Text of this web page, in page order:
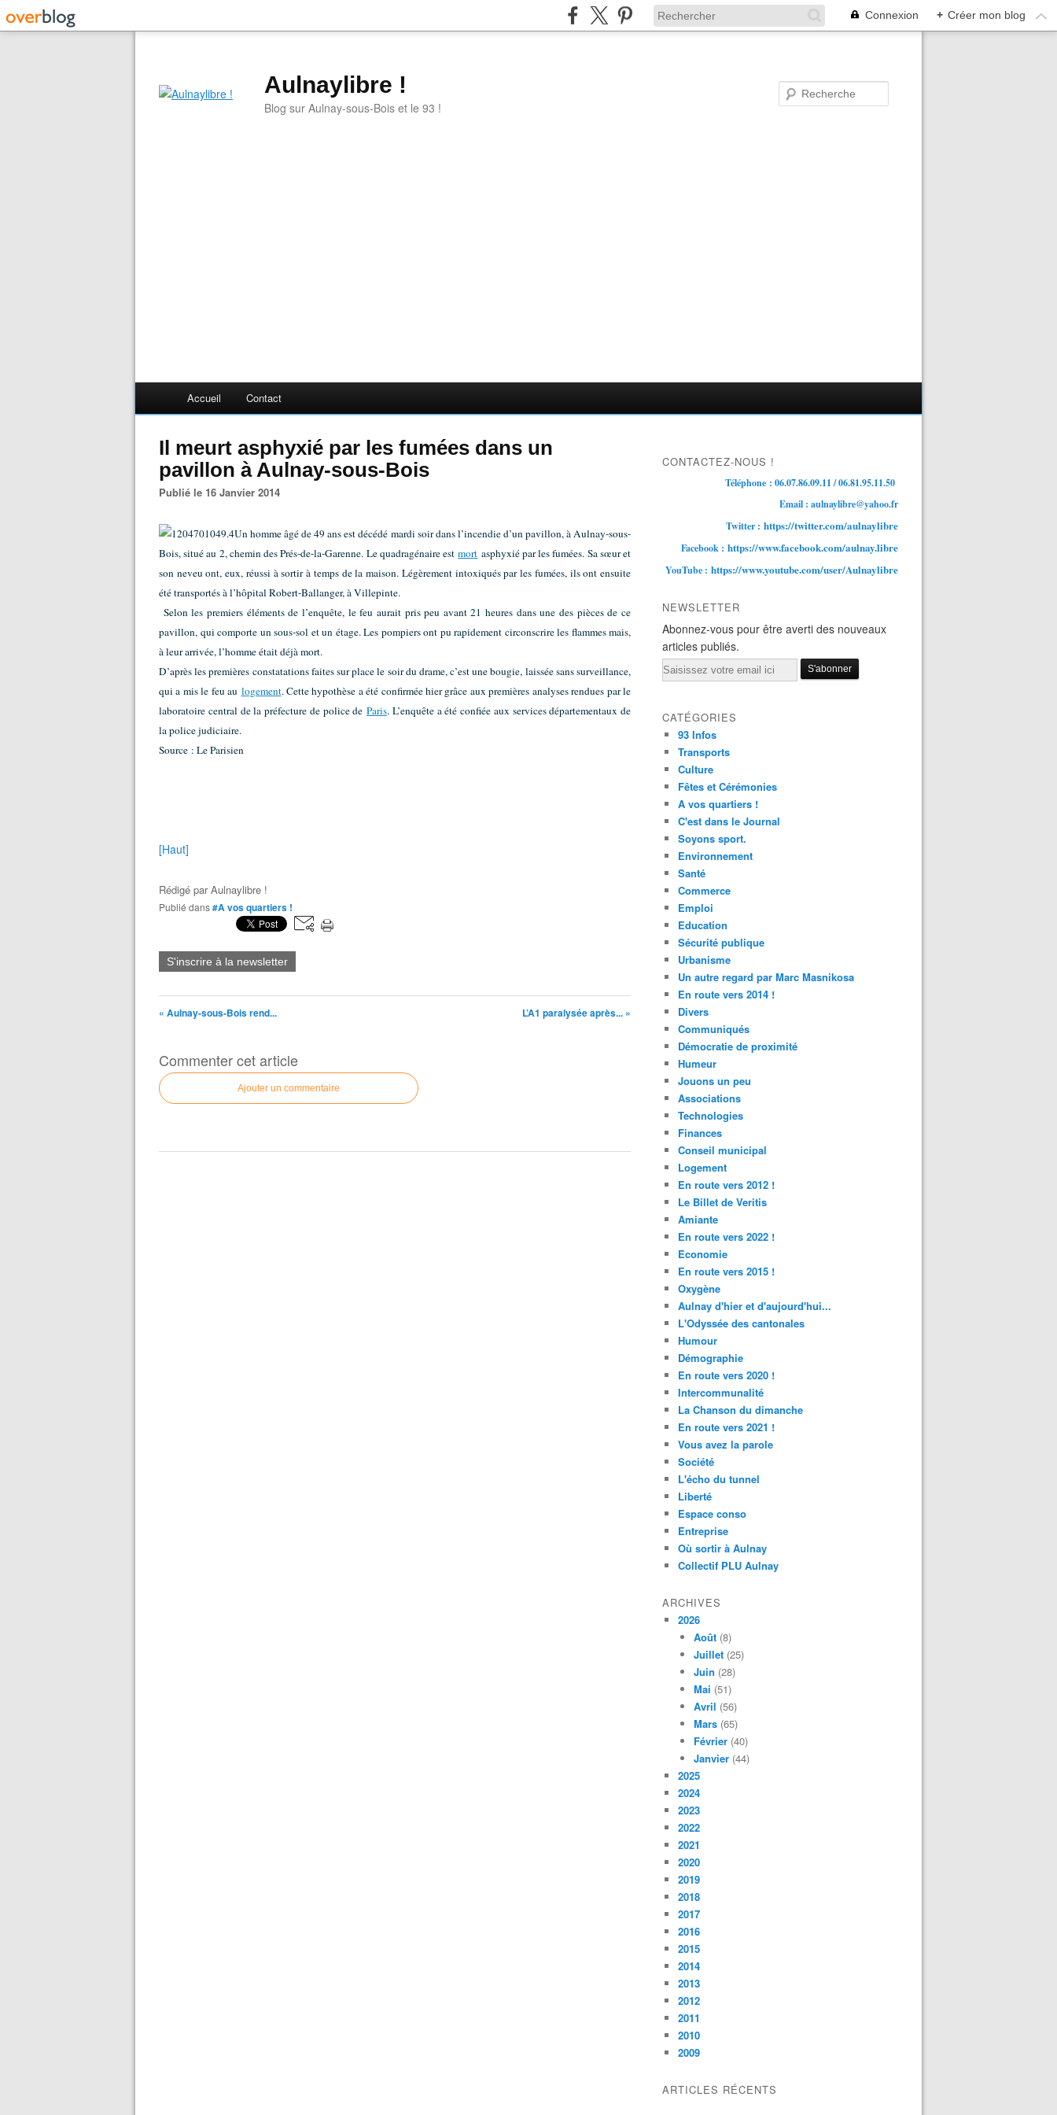
Connexion + Créer mon blog
Aulnaylibre !
Blog sur Aulnay-sous-Bois et le 93 !
Accueil Contact
Il meurt asphyxié par les fumées dans un
pavillon à Aulnay-sous-Bois
Publié le 16 Janvier 2014
Un homme âgé de 49 ans est décédé mardi soir dans l’incendie d’un pavillon, à Aulnay-sous-
Bois, situé au 2, chemin des Prés-de-la-Garenne. Le quadragénaire est mort asphyxié par les fumées. Sa sœur et
son neveu ont, eux, réussi à sortir à temps de la maison. Légèrement intoxiqués par les fumées, ils ont ensuite
été transportés à l’hôpital Robert-Ballanger, à Villepinte.
Selon les premiers éléments de l’enquête, le feu aurait pris peu avant 21 heures dans une des pièces de ce
pavillon, qui comporte un sous-sol et un étage. Les pompiers ont pu rapidement circonscrire les flammes mais,
à leur arrivée, l’homme était déjà mort.
D’après les premières constatations faites sur place le soir du drame, c’est une bougie, laissée sans surveillance,
qui a mis le feu au logement. Cette hypothèse a été confirmée hier grâce aux premières analyses rendues par le
laboratoire central de la préfecture de police de Paris. L’enquête a été confiée aux services départementaux de
la police judiciaire.
Source : Le Parisien
[Haut]
Rédigé parAulnaylibre !
Publié dans#A vos quartiers !
S'inscrire à la newsletter
« Aulnay-sous-Bois rend... L’A1 paralysée après... »
Commenter cet article
Ajouter un commentaire
CONTACTEZ-NOUS !
Téléphone : 06.07.86.09.11 / 06.81.95.11.50
Email : aulnaylibre@yahoo.fr
Twitter : https://twitter.com/aulnaylibre
Facebook : https://www.facebook.com/aulnay.libre
YouTube : https://www.youtube.com/user/Aulnaylibre
NEWSLETTER
Abonnez-vous pour être averti des nouveaux
articles publiés.
Email
CATÉGORIES
93 Infos
Transports
Culture
Fêtes et Cérémonies
A vos quartiers !
C'est dans le Journal
Soyons sport.
Environnement
Santé
Commerce
Emploi
Education
Sécurité publique
Urbanisme
Un autre regard par Marc Masnikosa
En route vers 2014 !
Divers
Communiqués
Démocratie de proximité
Humeur
Jouons un peu
Associations
Technologies
Finances
Conseil municipal
Logement
En route vers 2012 !
Le Billet de Veritis
Amiante
En route vers 2022 !
Economie
En route vers 2015 !
Oxygène
Aulnay d'hier et d'aujourd'hui...
L'Odyssée des cantonales
Humour
Démographie
En route vers 2020 !
Intercommunalité
La Chanson du dimanche
En route vers 2021 !
Vous avez la parole
Société
L'écho du tunnel
Liberté
Espace conso
Entreprise
Où sortir à Aulnay
Collectif PLU Aulnay
ARCHIVES
2026
Août (8)
Juillet (25)
Juin (28)
Mai (51)
Avril (56)
Mars (65)
Février (40)
Janvier (44)
2025
2024
2023
2022
2021
2020
2019
2018
2017
2016
2015
2014
2013
2012
2011
2010
2009
ARTICLES RÉCENTS